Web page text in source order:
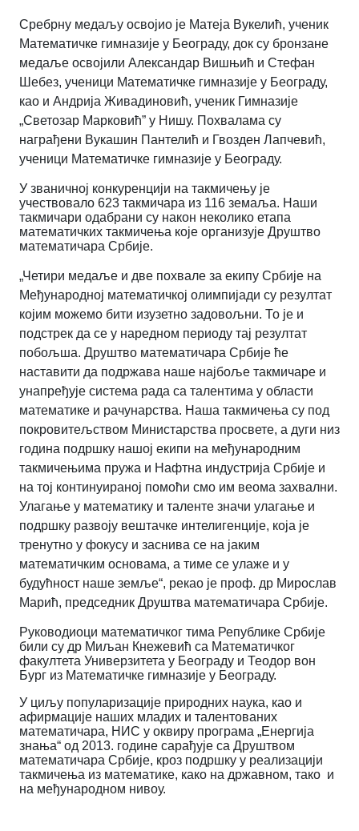
Сребрну медаљу освојио је Матеја Вукелић, ученик
Математичке гимназије у Београду, док су бронзане
медаље освојили Александар Вишњић и Стефан
Шебез, ученици Математичке гимназије у Београду,
као и Андрија Живадиновић, ученик Гимназије
„Светозар Марковић” у Нишу. Похвалама су
награђени Вукашин Пантелић и Гвозден Лапчевић,
ученици Математичке гимназије у Београду.
У званичној конкуренцији на такмичењу је
учествовало 623 такмичара из 116 земаља. Наши
такмичари одабрани су након неколико етапа
математичких такмичења које организује Друштво
математичара Србије.
„Четири медаље и две похвале за екипу Србије на
Међународној математичкој олимпијади су резултат
којим можемо бити изузетно задовољни. То је и
подстрек да се у наредном периоду тај резултат
побољша. Друштво математичара Србије ће
наставити да подржава наше најбоље такмичаре и
унапређује система рада са талентима у области
математике и рачунарства. Наша такмичења су под
покровитељством Министарства просвете, а дуги низ
година подршку нашој екипи на међународним
такмичењима пружа и Нафтна индустрија Србије и
на тој континуираној помоћи смо им веома захвални.
Улагање у математику и таленте значи улагање и
подршку развоју вештачке интелигенције, која је
тренутно у фокусу и заснива се на јаким
математичким основама, а тиме се улаже и у
будућност наше земље“, рекао је проф. др Мирослав
Марић, председник Друштва математичара Србије.
Руководиоци математичког тима Републике Србије
били су др Миљан Кнежевић са Математичког
факултета Универзитета у Београду и Теодор вон
Бург из Математичке гимназије у Београду.
У циљу популаризације природних наука, као и
афирмације наших младих и талентованих
математичара, НИС у оквиру програма „Енергија
знања“ од 2013. године сарађује са Друштвом
математичара Србије, кроз подршку у реализацији
такмичења из математике, како на државном, тако и
на међународном нивоу.